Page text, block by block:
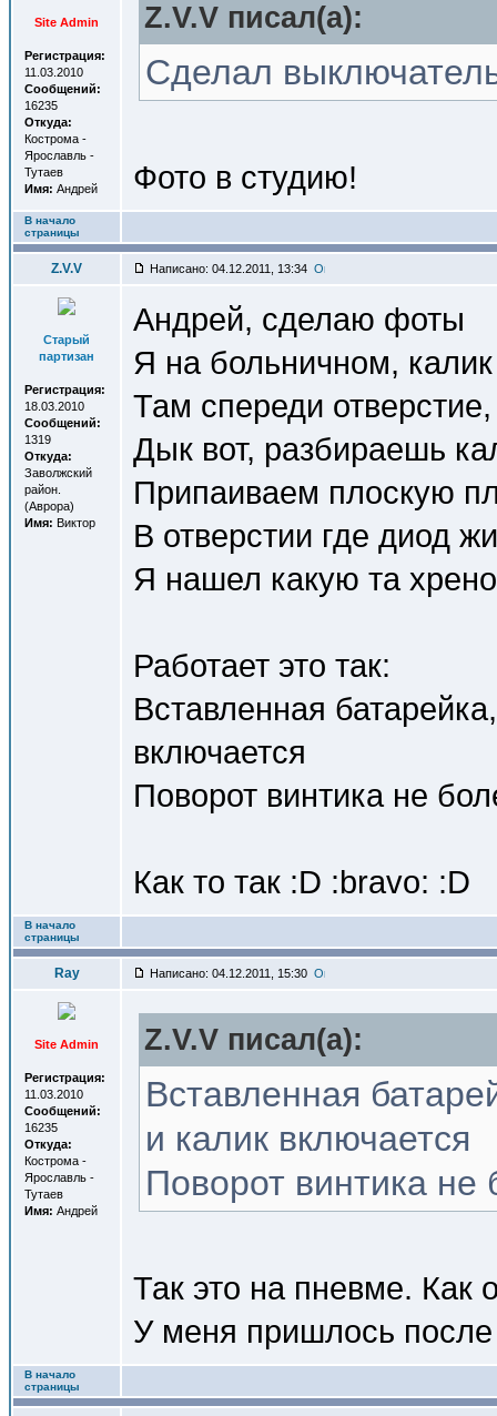
Site Admin
Регистрация:
11.03.2010
Сообщений:
16235
Откуда:
Кострома -
Ярославль -
Тутаев
Имя: Андрей
Z.V.V писал(a):
Сделал
Фото в студию!
В начало
страницы
Z.V.V Написано: 04.12.2011, 13:34
Старый
партизан
Регистрация:
18.03.2010
Сообщений:
1319
Откуда:
Заволжский
район.
(Аврора)
Имя: Виктор
Андрей, сделаю фоты
Я на больничном,
Там спереди
Дык вот, разбираешь
Припаиваем плоскую
В отверстии где диод
Я нашел какую та
Работает это так:
Вставленная
включается
Поворот винтика не
Как то так :D :bravo: :D
В начало
страницы
Ray Написано: 04.12.2011, 15:30
Site Admin
Регистрация:
11.03.2010
Сообщений:
16235
Откуда:
Кострома -
Ярославль -
Тутаев
Имя: Андрей
Z.V.V писал(a):
Вставленная
и калик включается
Поворот винтика
Так это на пневме. Как
У меня пришлось после
В начало
страницы